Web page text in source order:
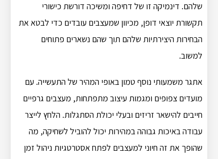
שלהם. דינמיקה זו של דחיפה ומשיכה דורשת כישורי
תקשורת יוצאי דופן, מכיוון שמעצבים עובדים כדי לבטא את
הבחירות היצירתיות שלהם תוך שהם נשארים פתוחים
למשוב.
אתגר משמעותי נוסף טמון באופי המהיר של התעשייה. עם
מועדים צפופים ומגמות עיצוב מתפתחות, מעצבים גרפיים
חייבים להישאר זריזים ובעלי יכולת הסתגלות. הלחץ לייצר
עבודה באיכות גבוהה במהירות יכול להוביל לשחיקה, מה
שהופך את זה חיוני למעצבים לפתח אסטרטגיות ניהול זמן